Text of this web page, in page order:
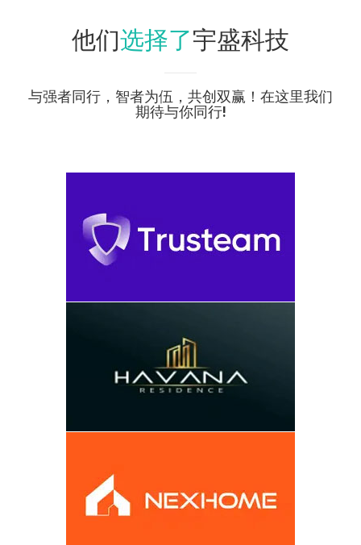
他们选择了宇盛科技
与强者同行，智者为伍，共创双赢！在这里我们
期待与你同行!